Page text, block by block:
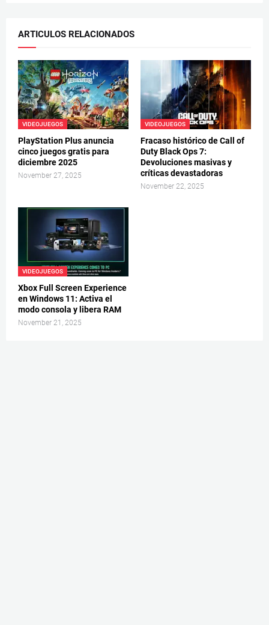
ARTICULOS RELACIONADOS
VIDEOJUEGOS
PlayStation Plus anuncia
cinco juegos gratis para
diciembre 2025
November 27, 2025
VIDEOJUEGOS
Fracaso histórico de Call of
Duty Black Ops 7:
Devoluciones masivas y
críticas devastadoras
November 22, 2025
VIDEOJUEGOS
Xbox Full Screen Experience
en Windows 11: Activa el
modo consola y libera RAM
November 21, 2025